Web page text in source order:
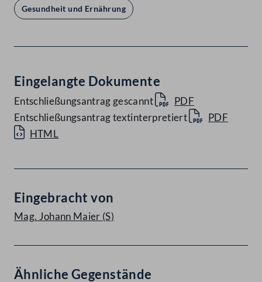
Gesundheit und Ernährung
Eingelangte Dokumente
Entschließungsantrag gescannt
PDF
Entschließungsantrag textinterpretiert
PDF
HTML
Eingebracht von
Mag. Johann Maier (S)
Ähnliche Gegenstände